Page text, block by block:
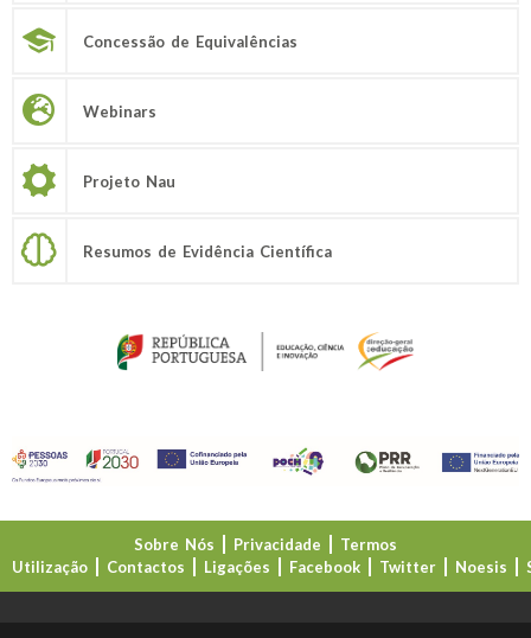
Concessão de Equivalências
Webinars
Projeto Nau
Resumos de Evidência Científica
Sobre Nós Privacidade
Termos
Utilização
Contactos Ligações Facebook Twitter Noesis